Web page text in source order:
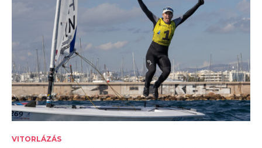
VITORLÁZÁS